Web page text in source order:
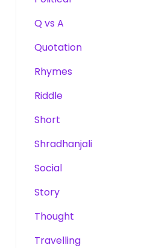
Q vs A
Quotation
Rhymes
Riddle
Short
Shradhanjali
Social
Story
Thought
Travelling